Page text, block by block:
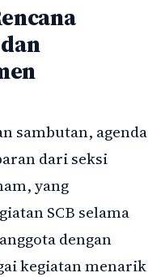
sambutan, agenda
dari seksi
yang
SCB selama
dengan
kegiatan menarik